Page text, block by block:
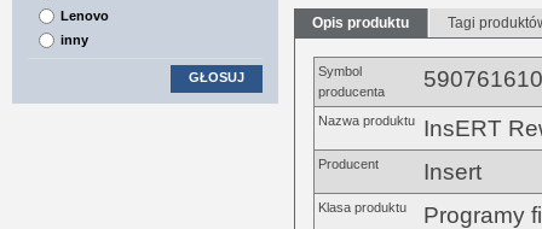
Opis produktu Tagi
Symbol
producenta
Nazwa produktu InsERT
Producent Insert
Klasa produktu Programy
Lenovo
inny
GŁOSUJ